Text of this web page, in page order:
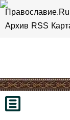
Православие.Ru
Архив RSS